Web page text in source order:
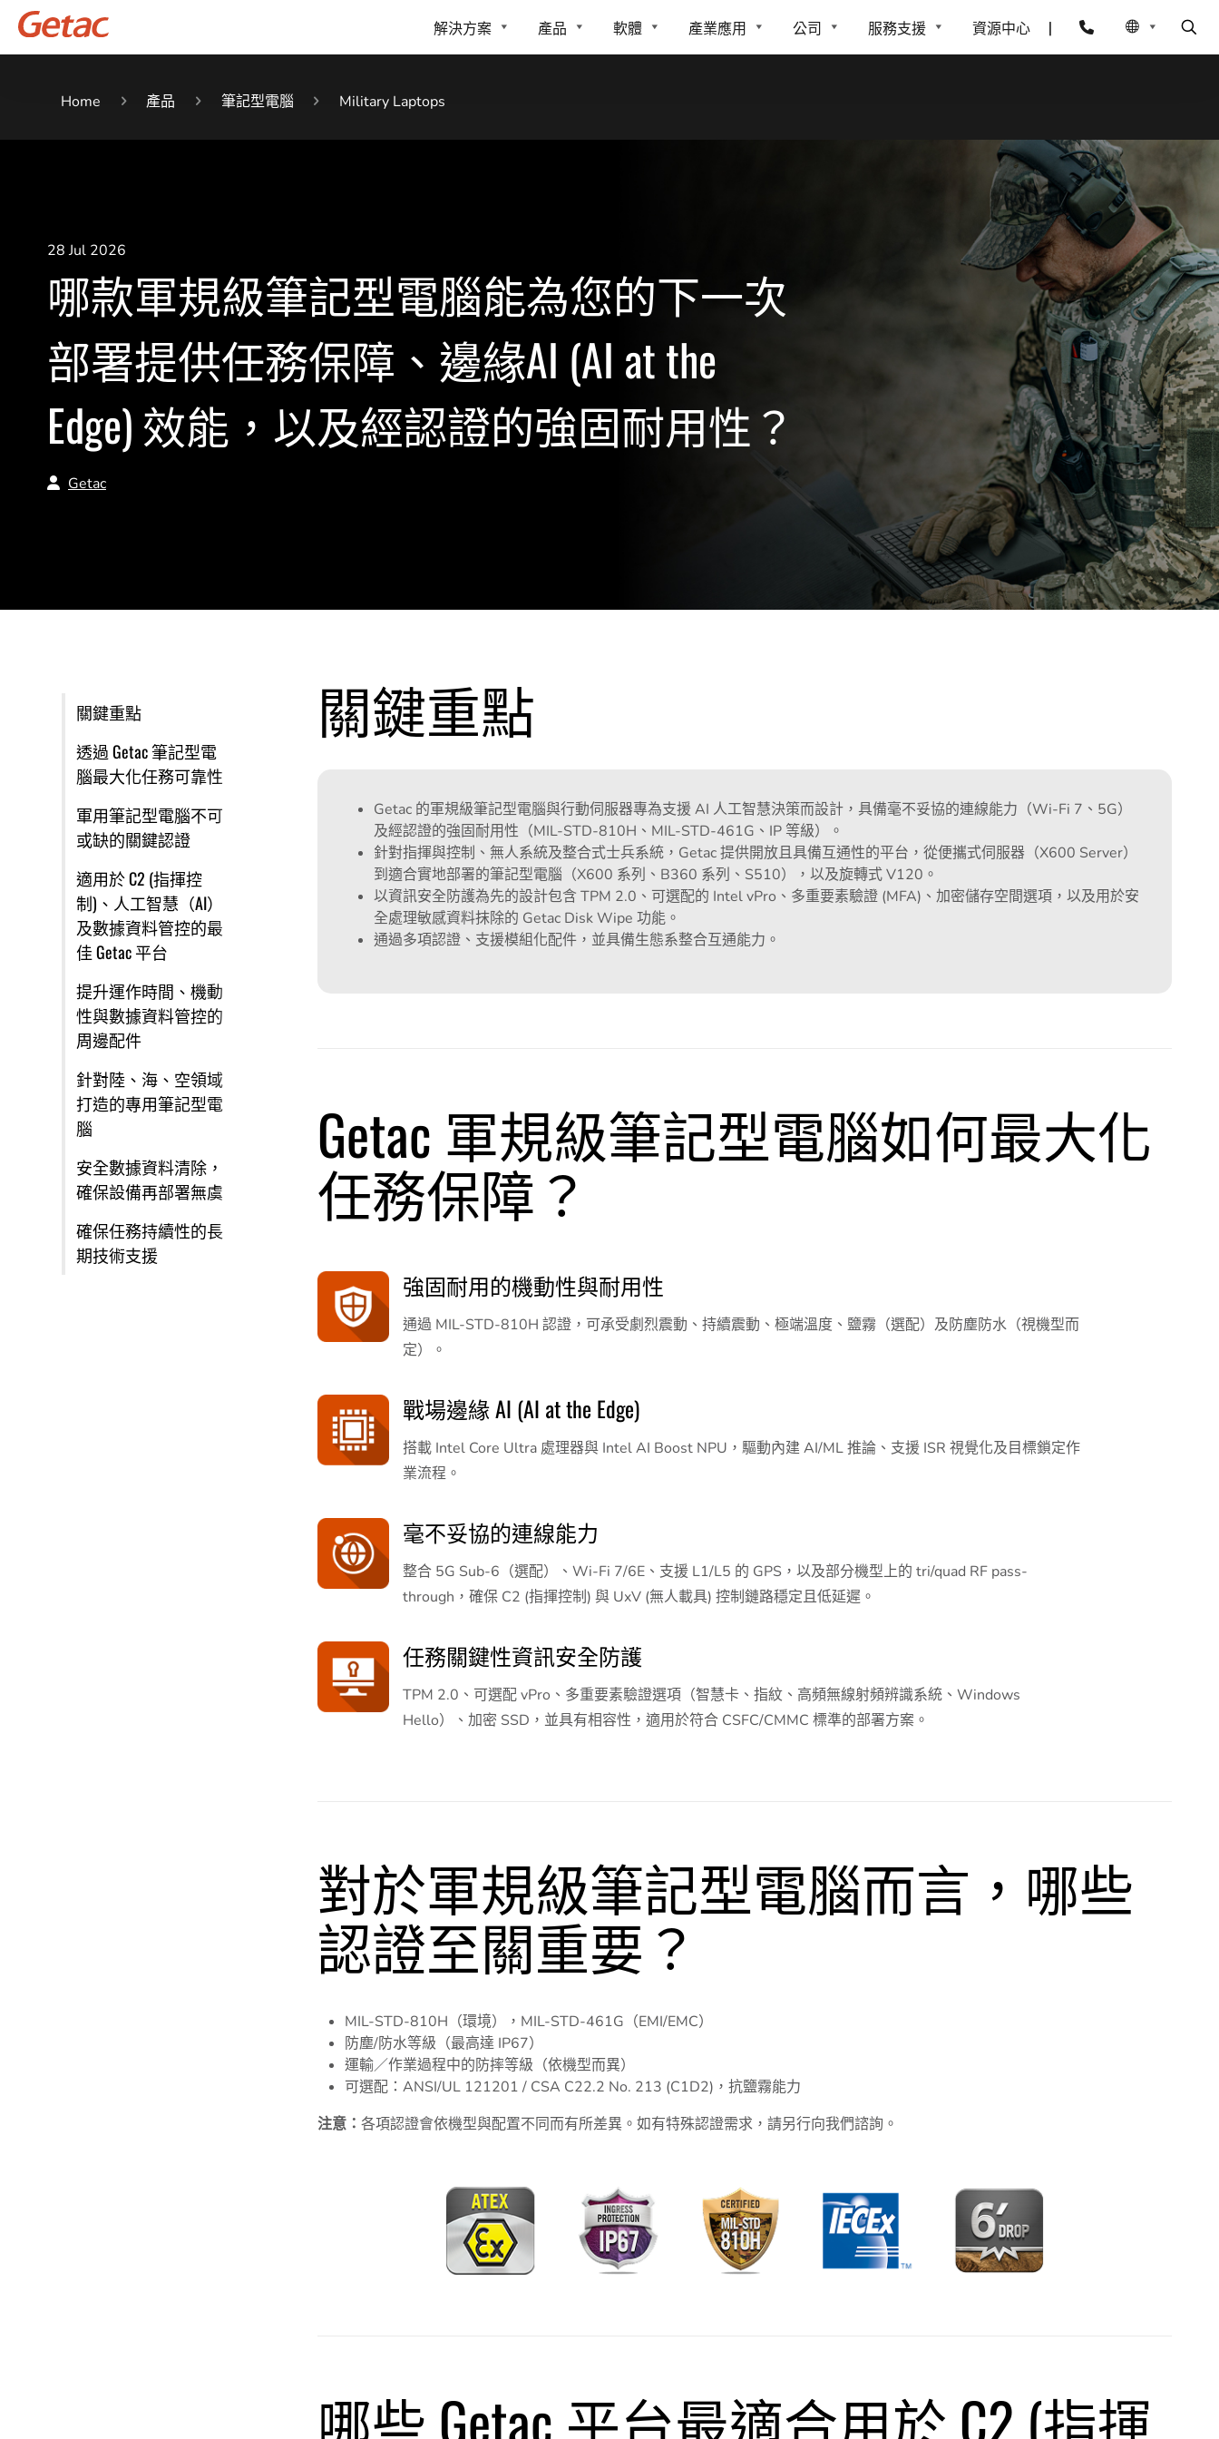
解決方案 產品 軟體 產業應用 公司 服務支援 資源中心 |
Home 產品 筆記型電腦 Military Laptops
28 Jul 2026
哪款軍規級筆記型電腦能為您的下一次
部署提供任務保障、邊緣AI (AI at the
Edge) 效能，以及經認證的強固耐用性？
Getac
關鍵重點
透過 Getac 筆記型電
腦最大化任務可靠性
軍用筆記型電腦不可
或缺的關鍵認證
適用於 C2 (指揮控
制)、人工智慧（AI）
及數據資料管控的最
佳 Getac 平台
提升運作時間、機動
性與數據資料管控的
周邊配件
針對陸、海、空領域
打造的專用筆記型電
腦
安全數據資料清除，
確保設備再部署無虞
確保任務持續性的長
期技術支援
關鍵重點
Getac 的軍規級筆記型電腦與行動伺服器專為支援 AI 人工智慧決策而設計，具備毫不妥協的連線能力（Wi-Fi 7、5G）
及經認證的強固耐用性（MIL-STD-810H、MIL-STD-461G、IP 等級）。
針對指揮與控制、無人系統及整合式士兵系統，Getac 提供開放且具備互通性的平台，從便攜式伺服器（X600 Server）
到適合實地部署的筆記型電腦（X600 系列、B360 系列、S510），以及旋轉式 V120。
以資訊安全防護為先的設計包含 TPM 2.0、可選配的 Intel vPro、多重要素驗證 (MFA)、加密儲存空間選項，以及用於安
全處理敏感資料抹除的 Getac Disk Wipe 功能。
通過多項認證、支援模組化配件，並具備生態系整合互通能力。
Getac 軍規級筆記型電腦如何最大化
任務保障？
強固耐用的機動性與耐用性
通過 MIL-STD-810H 認證，可承受劇烈震動、持續震動、極端溫度、鹽霧（選配）及防塵防水（視機型而
定）。
戰場邊緣 AI (AI at the Edge)
搭載 Intel Core Ultra 處理器與 Intel AI Boost NPU，驅動內建 AI/ML 推論、支援 ISR 視覺化及目標鎖定作
業流程。
毫不妥協的連線能力
整合 5G Sub-6（選配）、Wi-Fi 7/6E、支援 L1/L5 的 GPS，以及部分機型上的 tri/quad RF pass-
through，確保 C2 (指揮控制) 與 UxV (無人載具) 控制鏈路穩定且低延遲。
任務關鍵性資訊安全防護
TPM 2.0、可選配 vPro、多重要素驗證選項（智慧卡、指紋、高頻無線射頻辨識系統、Windows
Hello）、加密 SSD，並具有相容性，適用於符合 CSFC/CMMC 標準的部署方案。
對於軍規級筆記型電腦而言，哪些
認證至關重要？
MIL-STD-810H（環境），MIL-STD-461G（EMI/EMC）
防塵/防水等級（最高達 IP67）
運輸／作業過程中的防摔等級（依機型而異）
可選配：ANSI/UL 121201 / CSA C22.2 No. 213 (C1D2)，抗鹽霧能力
注意：各項認證會依機型與配置不同而有所差異。如有特殊認證需求，請另行向我們諮詢。
哪些 Getac 平台最適合用於 C2 (指揮